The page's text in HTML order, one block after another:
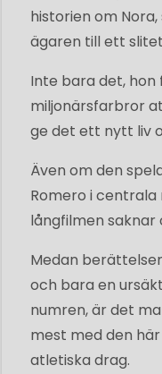
historien om
ägaren till ett
Inte bara det, hon
miljonärsfarbror
ge det ett nytt liv
Även om den
Romero i
långfilmen saknar
Medan
och bara en
numren, är det
mest med den
atletiska drag.